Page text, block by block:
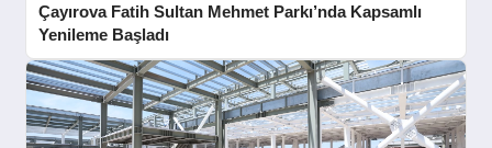
Çayırova Fatih Sultan Mehmet Parkı’nda Kapsamlı
Yenileme Başladı